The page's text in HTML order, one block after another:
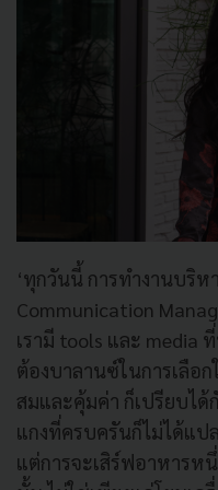
‘ทุกวันนี้ การทำงานบริห
Communication
เรามี tools และ media
ต้องบาลานซ์ในการเลือ
สมและคุ้มค่า ก็เปรียบได้
แกงที่ครบครันก็ไม่ได้แป
แต่การจะเสิร์ฟอาหารห